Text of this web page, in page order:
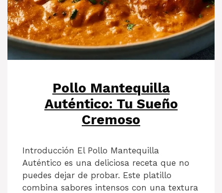
Pollo Mantequilla
Auténtico: Tu Sueño
Cremoso
Introducción El Pollo Mantequilla
Auténtico es una deliciosa receta que no
puedes dejar de probar. Este platillo
combina sabores intensos con una textura